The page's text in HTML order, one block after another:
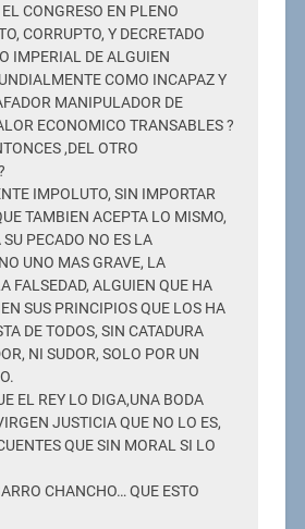
CONGRESO EN PLENO
CORRUPTO, Y DECRETADO
IMPERIAL DE ALGUIEN
COMO INCAPAZ Y
MANIPULADOR DE
ECONOMICO TRANSABLES ?
,DEL OTRO
IMPOLUTO, SIN IMPORTAR
TAMBIEN ACEPTA LO MISMO,
PECADO NO ES LA
UNO MAS GRAVE, LA
FALSEDAD, ALGUIEN QUE HA
SUS PRINCIPIOS QUE LOS HA
DE TODOS, SIN CATADURA
NI SUDOR, SOLO POR UN
EL REY LO DIGA,UNA BODA
JUSTICIA QUE NO LO ES,
QUE SIN MORAL SI LO
CHANCHO… QUE ESTO